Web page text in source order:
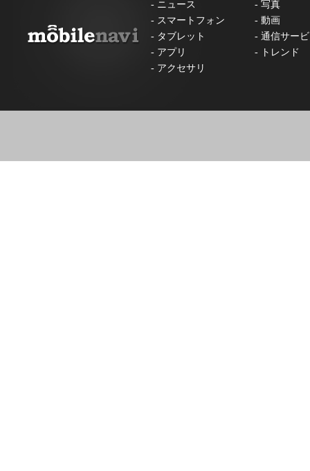
- ニュース - 写真
- スマートフォン - 動画
- タブレット - 通信サー
- アプリ -
トレンド
- アクセサリ